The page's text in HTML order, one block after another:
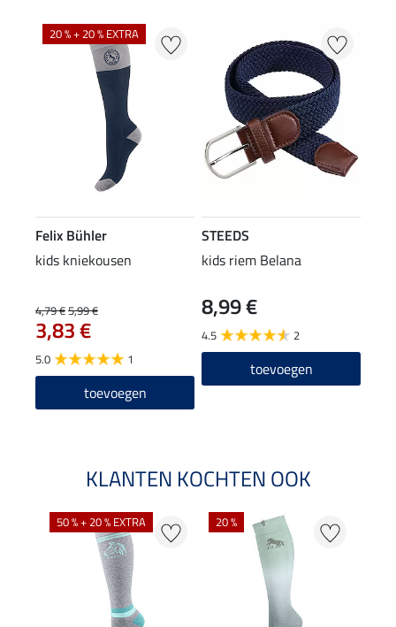
20 % + 20 % EXTRA
Felix Bühler
kids kniekousen
4,79 €5,99 €
3,83 €
5.0 1
toevoegen
STEEDS
kids riem Belana
8,99 €
4.5 2
toevoegen
KLANTEN KOCHTEN OOK
50 % + 20 % EXTRA 20 %